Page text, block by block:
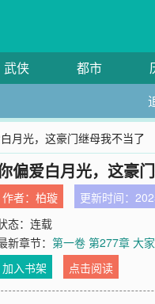
武侠 都市
月光，这豪门继母我不当了
偏爱白月光，这豪
作者：柏璇 更新时间：
态：连载
新章节：第一卷 第277章 大
加入书架
点击阅读